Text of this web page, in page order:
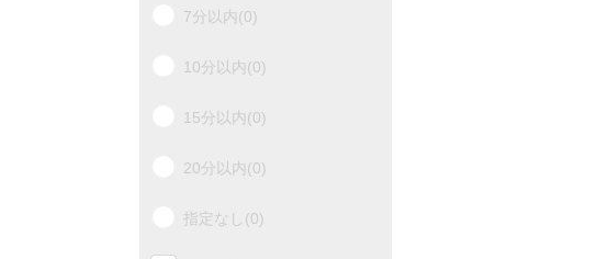
7分以内(0)
10分以内(0)
15分以内(0)
20分以内(0)
指定なし(0)